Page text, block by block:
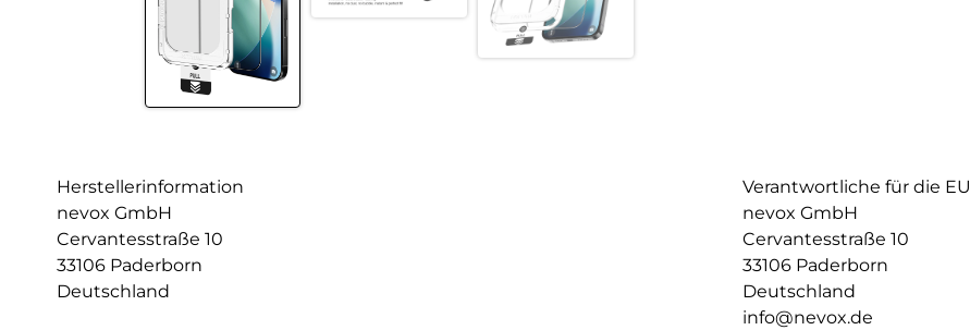
Herstellerinformation
nevox GmbH
Cervantesstraße 10
33106 Paderborn
Deutschland
Verantwortliche für die EU
nevox GmbH
Cervantesstraße 10
33106 Paderborn
Deutschland
info@nevox.de